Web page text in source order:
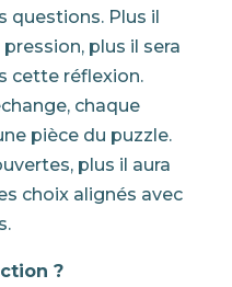
questions. Plus il
plus il sera
cette réflexion.
chaque
pièce du puzzle.
plus il aura
choix alignés avec
?